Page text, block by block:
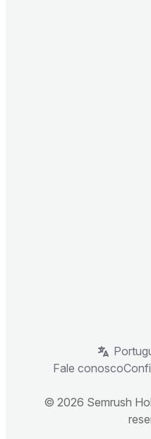
Fale conosco
© 2026 Semrush